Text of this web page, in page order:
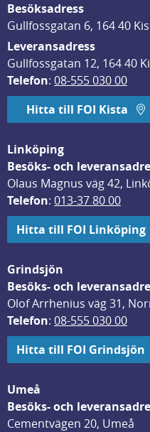
Besöksadress
Gullfossgatan 6, 164 40
Leveransadress
Gullfossgatan 12, 164 40
Telefon: 08-555 030 00
Hitta till FOI Kista
Linköping
Besöks- och
Olaus Magnus väg 42,
Telefon: 013-37 80 00
Hitta till FOI Linköping
Grindsjön
Besöks- och
Olof Arrhenius väg 31,
Telefon: 08-555 030 00
Hitta till FOI Grindsjön
Umeå
Besöks- och
Cementvägen 20, Umeå